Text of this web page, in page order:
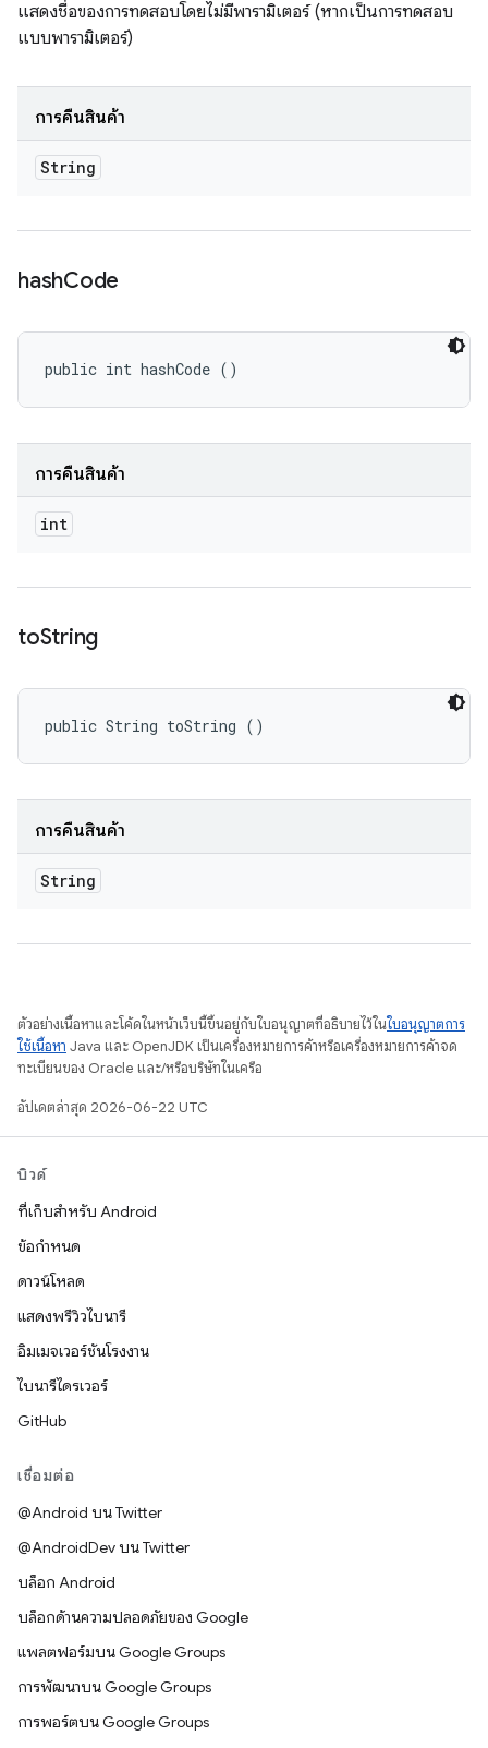
แสดงชื่อของการทดสอบโดยไม่มีพารามิเตอร์ (หากเป็นการทดสอบ
แบบพารามิเตอร์)
การคืนสินค้า
String
hashCode
public int hashCode ()
การคืนสินค้า
int
toString
public String toString ()
การคืนสินค้า
String
ตัวอย่างเนื้อหาและโค้ดในหน้าเว็บนี้ขึ้นอยู่กับใบอนุญาตที่อธิบายไว้ในใบอนุญาตการ
ใช้เนื้อหา Java และ OpenJDK เป็นเครื่องหมายการค้าหรือเครื่องหมายการค้าจด
ทะเบียนของ Oracle และ/หรือบริษัทในเครือ
อัปเดตล่าสุด 2026-06-22 UTC
บิวด์
ที่เก็บสำหรับ Android
ข้อกำหนด
ดาวน์โหลด
แสดงพรีวิวไบนารี
อิมเมจเวอร์ชันโรงงาน
ไบนารีไดรเวอร์
GitHub
เชื่อมต่อ
@Android บน Twitter
@AndroidDev บน Twitter
บล็อก Android
บล็อกด้านความปลอดภัยของ Google
แพลตฟอร์มบน Google Groups
การพัฒนาบน Google Groups
การพอร์ตบน Google Groups